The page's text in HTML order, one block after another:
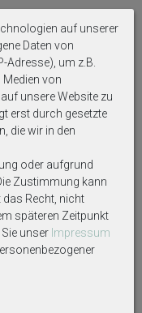
Herz Gold Eukalyptus
Natur Braun Spitze
20 Personen
69,99 €
auf unserer
Daten von
Adresse), um z.B.
Medien von
unsere Website zu
erst durch gesetzte
die wir in den
oder aufgrund
Zustimmung kann
das Recht, nicht
späteren Zeitpunkt
unser Impressum